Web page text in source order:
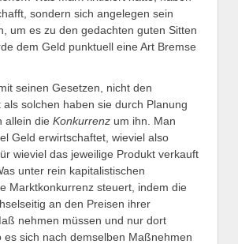
sondern sich angelegen sein
um es zu den gedachten guten Sitten
dem Geld punktuell eine Art Bremse
seinen Gesetzen, nicht den
solchen haben sie durch Planung
allein die Konkurrenz um ihn. Man
Geld erwirtschaftet, wieviel also
wieviel das jeweilige Produkt verkauft
unter rein kapitalistischen
Marktkonkurrenz steuert, indem die
an den Preisen ihrer
nehmen müssen und nur dort
es sich nach demselben Maßnehmen